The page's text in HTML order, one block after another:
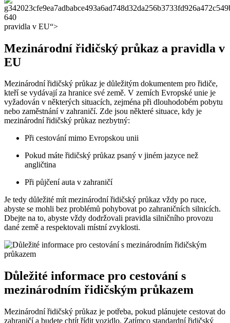
pravidla v EU“>
Mezinárodní řidičský průkaz a pravidla v
EU
Mezinárodní řidičský průkaz je důležitým dokumentem pro řidiče,
kteří se vydávají za hranice své země. V zemích Evropské unie je
vyžadován v některých situacích, zejména při dlouhodobém pobytu
nebo zaměstnání v zahraničí. Zde jsou některé situace, kdy je
mezinárodní řidičský průkaz nezbytný:
Při cestování mimo Evropskou unii
Pokud máte řidičský průkaz psaný v jiném jazyce než
angličtina
Při půjčení auta v zahraničí
Je tedy důležité mít mezinárodní řidičský průkaz vždy po ruce,
abyste se mohli bez problémů pohybovat po zahraničních silnicích.
Dbejte na to, abyste vždy dodržovali pravidla silničního provozu
dané země a respektovali místní zvyklosti.
Důležité informace pro cestování s
mezinárodním řidičským průkazem
Mezinárodní řidičský průkaz je potřeba, pokud plánujete cestovat do
zahraničí a budete chtít řídit vozidlo. Zatímco standardní řidičský